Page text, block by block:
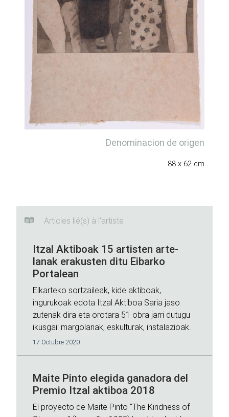
Denominacion de origen
88 x 62 cm
Articles lié(s) à l'artiste
Itzal Aktiboak 15 artisten arte-
lanak erakusten ditu Eibarko
Portalean
Elkarteko sortzaileak, kide aktiboak,
ingurukoak edota Itzal Aktiboa Saria jaso
zutenak dira eta orotara 51 obra jarri dutugu
ikusgai: margolanak, eskulturak, instalazioak.
17 Octubre 2020
Maite Pinto elegida ganadora del
Premio Itzal aktiboa 2018
El proyecto de Maite Pinto "The Kindness of